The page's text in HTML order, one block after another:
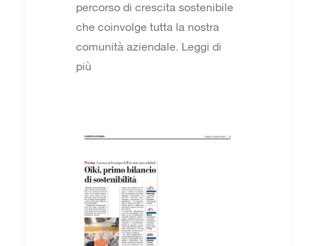
percorso di crescita sostenibile
che coinvolge tutta la nostra
comunità aziendale. Leggi di
più